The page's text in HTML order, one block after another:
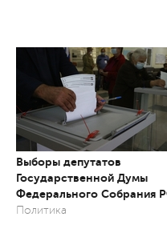
Выборы депутатов
Государственной Думы
Федерального Собрания
Политика